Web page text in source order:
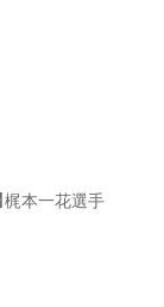
梶本一花選手